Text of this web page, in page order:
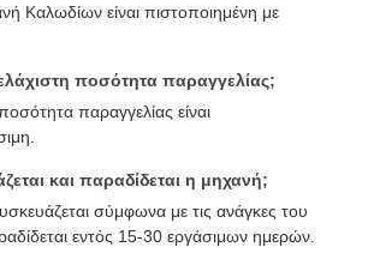
Καλωδίων είναι πιστοποιημένη με
ποσότητα παραγγελίας;
παραγγελίας είναι
και παραδίδεται η μηχανή;
σύμφωνα με τις ανάγκες του
εντός 15-30 εργάσιμων ημερών.